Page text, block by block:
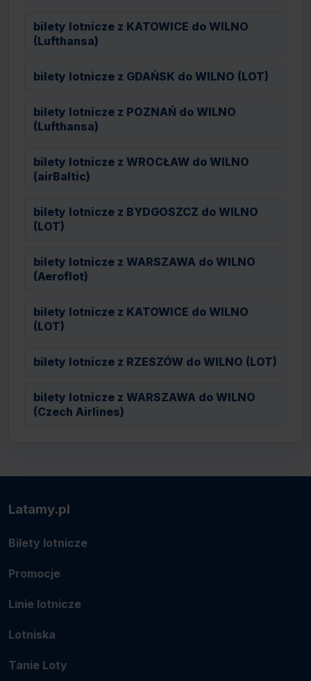
bilety lotnicze z KATOWICE do WILNO
(Lufthansa)
bilety lotnicze z GDAŃSK do WILNO (LOT)
bilety lotnicze z POZNAŃ do WILNO
(Lufthansa)
bilety lotnicze z WROCŁAW do WILNO
(airBaltic)
bilety lotnicze z BYDGOSZCZ do WILNO
(LOT)
bilety lotnicze z WARSZAWA do WILNO
(Aeroflot)
bilety lotnicze z KATOWICE do WILNO
(LOT)
bilety lotnicze z RZESZÓW do WILNO (LOT)
bilety lotnicze z WARSZAWA do WILNO
(Czech Airlines)
Latamy.pl
Bilety lotnicze
Promocje
Linie lotnicze
Lotniska
Tanie Loty